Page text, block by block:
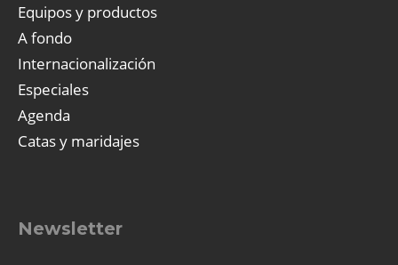
Equipos y productos
A fondo
Internacionalización
Especiales
Agenda
Catas y maridajes
Newsletter